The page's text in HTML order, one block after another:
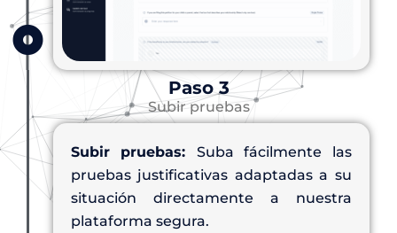
Paso 3
Subir pruebas
Subir pruebas: Suba fácilmente las
pruebas justificativas adaptadas a su
situación directamente a nuestra
plataforma segura.